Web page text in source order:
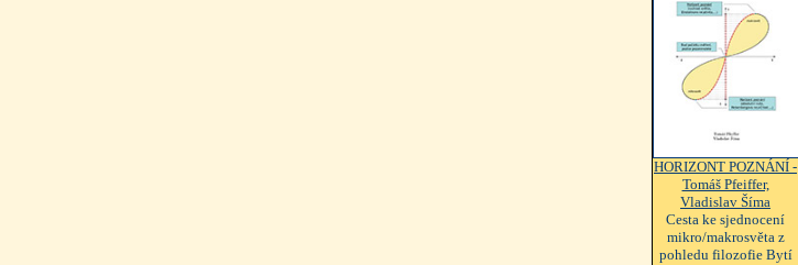
HORIZONT POZNÁNÍ -
Tomáš Pfeiffer,
Vladislav Šíma
Cesta ke sjednocení
mikro/makrosvěta z
pohledu filozofie Bytí